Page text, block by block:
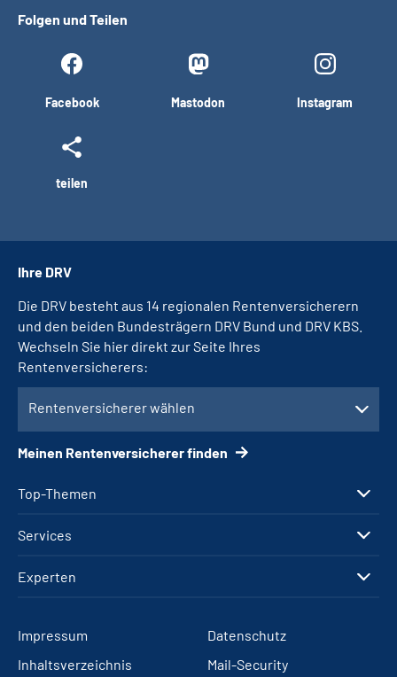
Folgen und Teilen
Facebook Mastodon Instagram
teilen
Top-Themen
Services
Experten
Ihre DRV
Die DRV besteht aus 14 regionalen Rentenversicherern
und den beiden Bundesträgern DRV Bund und DRV KBS.
Wechseln Sie hier direkt zur Seite Ihres
Rentenversicherers:
Rentenversicherer wählen
Meinen Rentenversicherer finden
Impressum
Datenschutz
Inhaltsverzeichnis
Mail-Security